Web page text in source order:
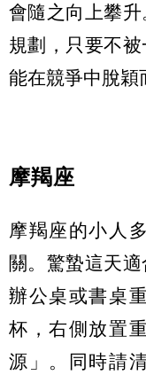
會隨之向上攀
規劃，只要不
能在競爭中脫穎
摩羯座
摩羯座的小人
關。驚蟄這天
辦公桌或書桌
杯，右側放置
源」。同時請